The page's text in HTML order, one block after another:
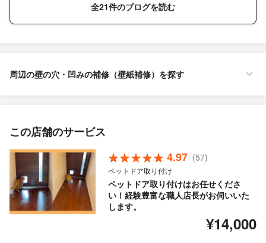
全21件のブログを読む
周辺の壁の穴・凹みの補修（壁紙補修）を探す
この店舗のサービス
4.97 (57)
ペットドア取り付け
ペットドア取り付けはお任せくださ
い！経験豊富な職人店長がお伺いいた
します。
¥14,000